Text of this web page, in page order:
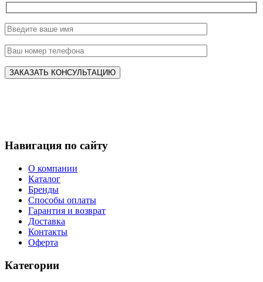
Навигация по сайту
О компании
Каталог
Бренды
Способы оплаты
Гарантия и возврат
Доставка
Контакты
Оферта
Категории